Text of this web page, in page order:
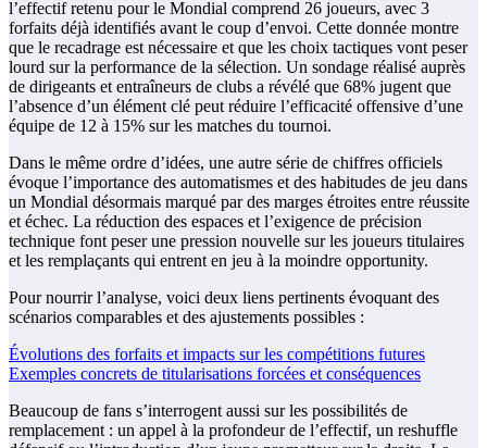
l’effectif retenu pour le Mondial comprend 26 joueurs, avec 3
forfaits déjà identifiés avant le coup d’envoi. Cette donnée montre
que le recadrage est nécessaire et que les choix tactiques vont peser
lourd sur la performance de la sélection. Un sondage réalisé auprès
de dirigeants et entraîneurs de clubs a révélé que 68% jugent que
l’absence d’un élément clé peut réduire l’efficacité offensive d’une
équipe de 12 à 15% sur les matches du tournoi.
Dans le même ordre d’idées, une autre série de chiffres officiels
évoque l’importance des automatismes et des habitudes de jeu dans
un Mondial désormais marqué par des marges étroites entre réussite
et échec. La réduction des espaces et l’exigence de précision
technique font peser une pression nouvelle sur les joueurs titulaires
et les remplaçants qui entrent en jeu à la moindre opportunity.
Pour nourrir l’analyse, voici deux liens pertinents évoquant des
scénarios comparables et des ajustements possibles :
Évolutions des forfaits et impacts sur les compétitions futures
Exemples concrets de titularisations forcées et conséquences
Beaucoup de fans s’interrogent aussi sur les possibilités de
remplacement : un appel à la profondeur de l’effectif, un reshuffle